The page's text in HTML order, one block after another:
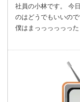
社員の小林です。 今
のはどうでもいいの
僕はまっっっっっっ